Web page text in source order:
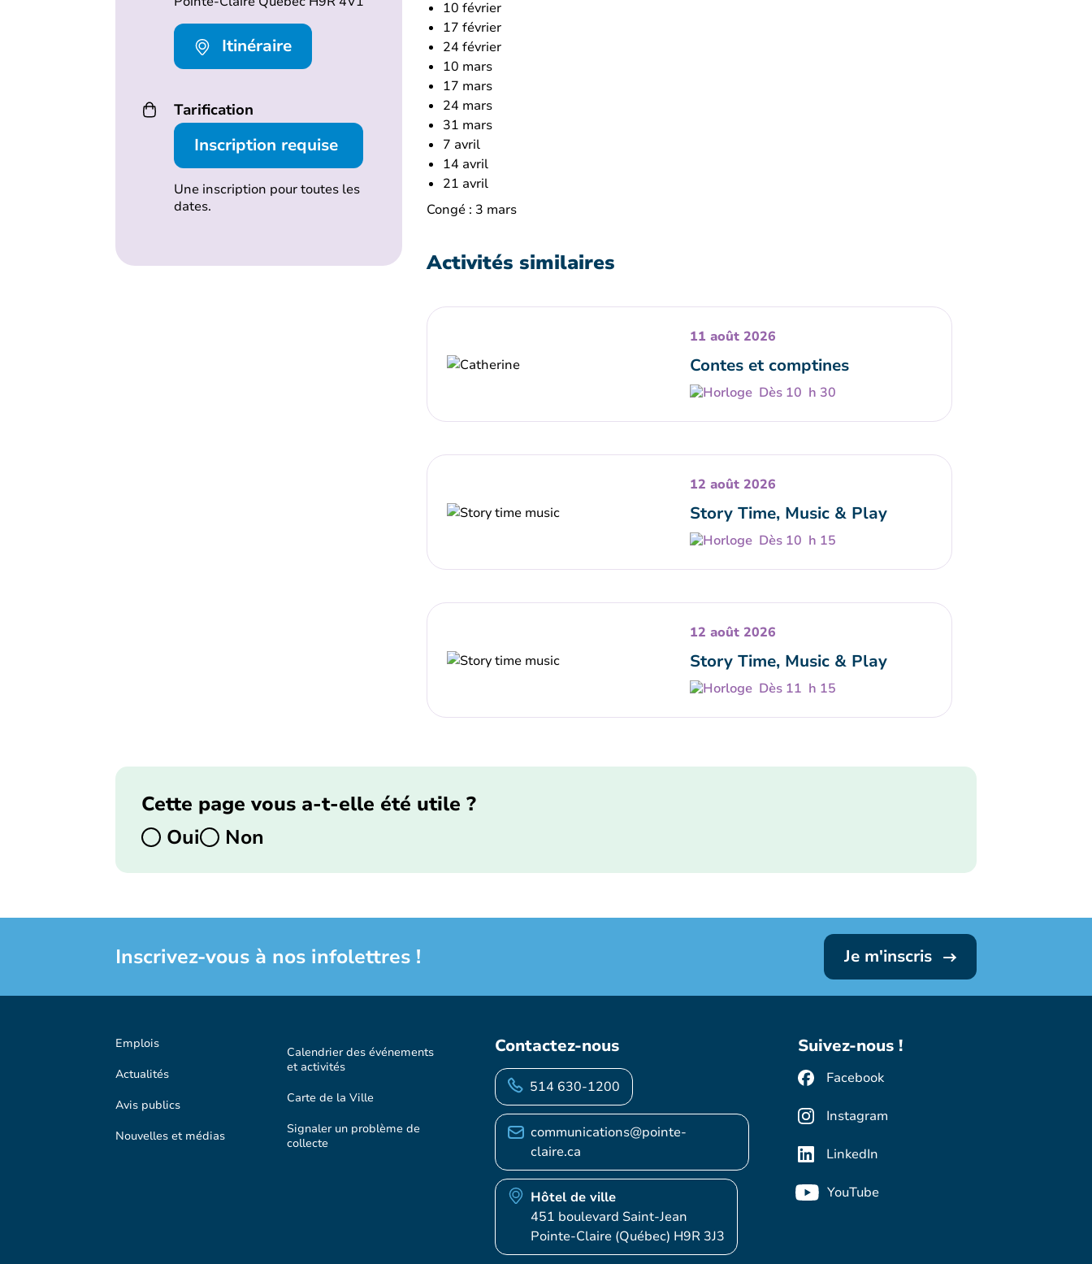
Itinéraire
Tarification
Inscription requise
Une inscription pour toutes les
dates.
10 février
17 février
24 février
10 mars
17 mars
24 mars
31 mars
7 avril
14 avril
21 avril
Congé : 3 mars
Activités similaires
11 août 2026
Contes et comptines
Dès 10 h 30
12 août 2026
Story Time, Music & Play
Dès 10 h 15
12 août 2026
Story Time, Music & Play
Dès 11 h 15
Cette page vous a-t-elle été utile ?
Oui
Non
Inscrivez-vous à nos infolettres ! Je m'inscris
Emplois
Actualités
Avis publics
Nouvelles et médias
Calendrier des événements
et activités
Carte de la Ville
Signaler un problème de
collecte
Contactez-nous
514 630-1200
communications@pointe-
claire.ca
Hôtel de ville
451 boulevard Saint-Jean
Pointe-Claire (Québec) H9R 3J3
Suivez-nous !
Facebook
Instagram
LinkedIn
YouTube